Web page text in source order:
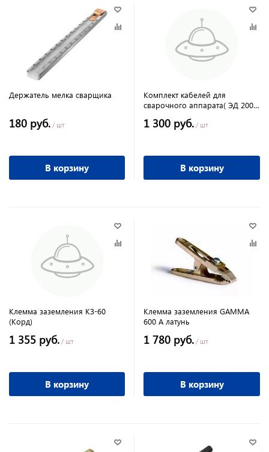
Держатель мелка сварщика
180 руб. / шт
В корзину
Комплект кабелей для
сварочного аппарата( ЭД 200,
1 300 руб. / шт
В корзину
Клемма заземления КЗ-60
(Корд)
1 355 руб. / шт
В корзину
Клемма заземления GAMMA
600 А латунь
1 780 руб. / шт
В корзину